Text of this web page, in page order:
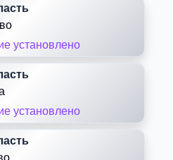
установлено
установлено